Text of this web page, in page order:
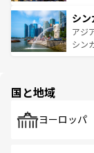
参照
激す
が待
た文
み、
てお
うな
シ
アジ
シン
で、
国と地域
ヨーロッパ